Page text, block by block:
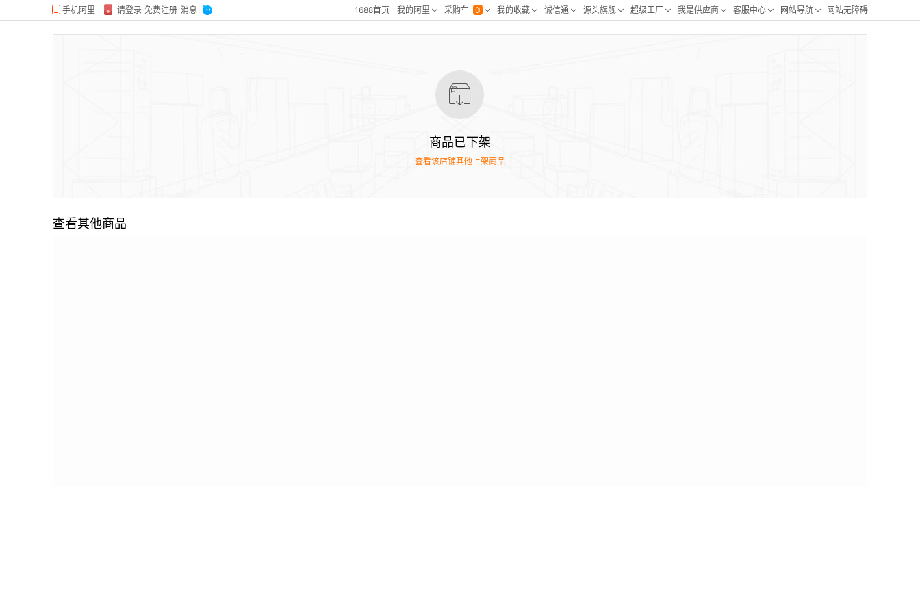
商品已下架
查看该店铺其他上架商品
查看其他商品